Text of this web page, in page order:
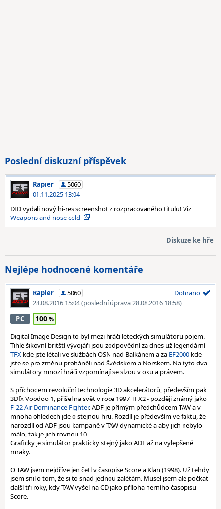
Poslední diskuzní příspěvek
Rapier
5060
01.11.2025 13:04
DID vydali nový hi-res screenshot z rozpracovaného titulu! Viz
Weapons and nose cold
Diskuze ke hře
Nejlépe hodnocené komentáře
Rapier
5060
28.08.2016 15:04(poslední úprava 28.08.2016 18:58)
Dohráno
PC 100
Digital Image Design to byl mezi hráči leteckých simulátoru pojem.
Tihle šikovní britští vývojáři jsou zodpovědní za dnes už legendární
TFX kde jste létali ve službách OSN nad Balkánem a za EF2000 kde
jste se pro změnu proháněli nad Švédskem a Norskem. Na tyto dva
simulátory mnozí hráči vzpomínají se slzou v oku a právem.
S příchodem revoluční technologie 3D akcelerátorů, především pak
3Dfx Voodoo 1, přišel na svět v roce 1997 TFX2 - později známý jako
F-22 Air Dominance Fighter. ADF je přímým předchůdcem TAW a v
mnoha ohledech jde o stejnou hru. Rozdíl je především ve faktu, že
narozdíl od ADF jsou kampaně v TAW dynamické a aby jich nebylo
málo, tak je jich rovnou 10.
Graficky je simulátor prakticky stejný jako ADF až na vylepšené
mraky.
O TAW jsem nejdříve jen četl v časopise Score a Klan (1998). Už tehdy
jsem snil o tom, že si to snad jednou zalétám. Musel jsem ale počkat
další tři roky, kdy TAW vyšel na CD jako příloha herního časopisu
Score.